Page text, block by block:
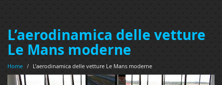
L’aerodinamica delle vetture
Le Mans moderne
Home / L’aerodinamica delle vetture Le Mans moderne